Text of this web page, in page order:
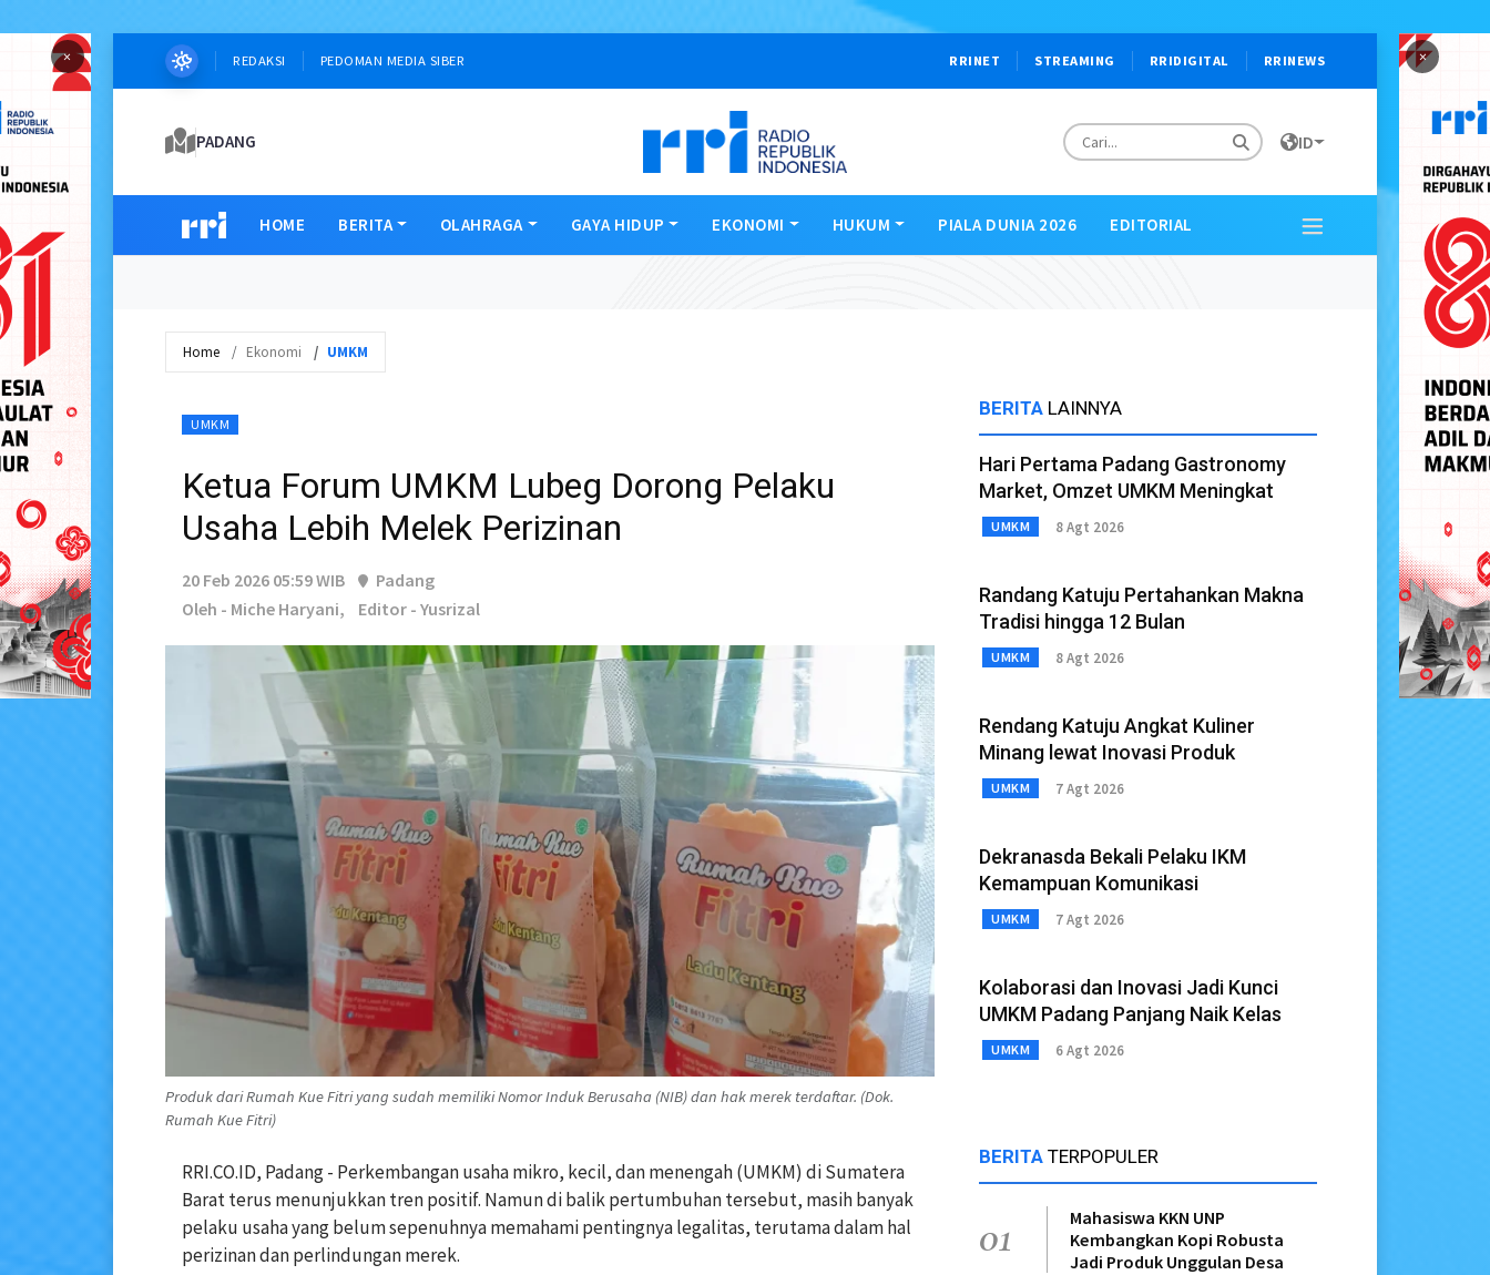
× ×
REDAKSI PEDOMAN MEDIA SIBER RRINET STREAMING RRIDIGITAL RRINEWS
PADANG ID
HOME BERITA OLAHRAGA GAYA HIDUP EKONOMI HUKUM PIALA DUNIA 2026 EDITORIAL
Home Ekonomi UMKM
UMKM
Ketua Forum UMKM Lubeg Dorong Pelaku
Usaha Lebih Melek Perizinan
20 Feb 2026 05:59 WIB
Padang
Oleh - Miche Haryani,
Editor - Yusrizal
Produk dari Rumah Kue Fitri yang sudah memiliki Nomor Induk Berusaha (NIB) dan hak merek terdaftar. (Dok.
Rumah Kue Fitri)
RRI.CO.ID, Padang - Perkembangan usaha mikro, kecil, dan menengah (UMKM) di Sumatera
Barat terus menunjukkan tren positif. Namun di balik pertumbuhan tersebut, masih banyak
pelaku usaha yang belum sepenuhnya memahami pentingnya legalitas, terutama dalam hal
perizinan dan perlindungan merek.
BERITA LAINNYA
Hari Pertama Padang Gastronomy
Market, Omzet UMKM Meningkat
UMKM 8 Agt 2026
Randang Katuju Pertahankan Makna
Tradisi hingga 12 Bulan
UMKM 8 Agt 2026
Rendang Katuju Angkat Kuliner
Minang lewat Inovasi Produk
UMKM 7 Agt 2026
Dekranasda Bekali Pelaku IKM
Kemampuan Komunikasi
UMKM 7 Agt 2026
Kolaborasi dan Inovasi Jadi Kunci
UMKM Padang Panjang Naik Kelas
UMKM 6 Agt 2026
BERITA TERPOPULER
01
Mahasiswa KKN UNP
Kembangkan Kopi Robusta
Jadi Produk Unggulan Desa